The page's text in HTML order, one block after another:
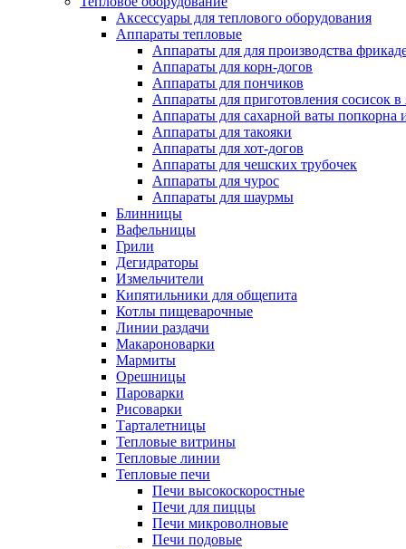
Аксессуары для теплового оборудования
Аппараты тепловые
Аппараты для для производства
Аппараты для корн-догов
Аппараты для пончиков
Аппараты для приготовления сосисок в
Аппараты для сахарной ваты попкорна
Аппараты для такояки
Аппараты для хот-догов
Аппараты для чешских трубочек
Аппараты для чурос
Аппараты для шаурмы
Блинницы
Вафельницы
Грили
Дегидраторы
Измельчители
Кипятильники для общепита
Котлы пищеварочные
Линии раздачи
Макароноварки
Мармиты
Орешницы
Пароварки
Рисоварки
Тарталетницы
Тепловые витрины
Тепловые линии
Тепловые печи
Печи высокоскоростные
Печи для пиццы
Печи микроволновые
Печи подовые